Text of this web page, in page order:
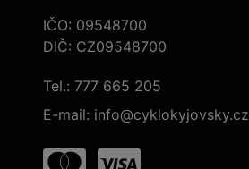
IČO: 09548700
DIČ: CZ09548700
Tel.: 777 665 205
E-mail: info@cyklokyjovsky.cz